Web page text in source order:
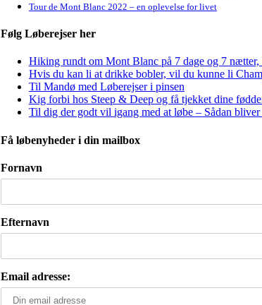
Tour de Mont Blanc 2022 – en oplevelse for livet
Følg Løberejser her
Hiking rundt om Mont Blanc på 7 dage og 7
Hvis du kan li at drikke bobler, vil du kunne li
Til Mandø med Løberejser i pinsen
Kig forbi hos Steep & Deep og få tjekket dine
Til dig der godt vil igang med at løbe – Sådan
Få løbenyheder i din mailbox
Fornavn
Efternavn
Email adresse: